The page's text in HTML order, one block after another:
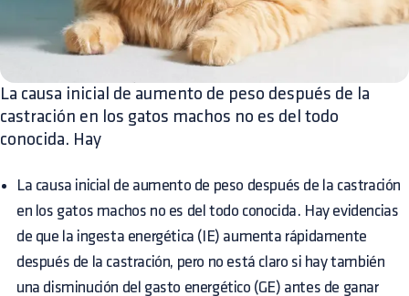
La causa inicial de aumento de peso después de la
castración en los gatos machos no es del todo
conocida. Hay
La causa inicial de aumento de peso después de la castración
en los gatos machos no es del todo conocida. Hay evidencias
de que la ingesta energética (IE) aumenta rápidamente
después de la castración, pero no está claro si hay también
una disminución del gasto energético (GE) antes de ganar